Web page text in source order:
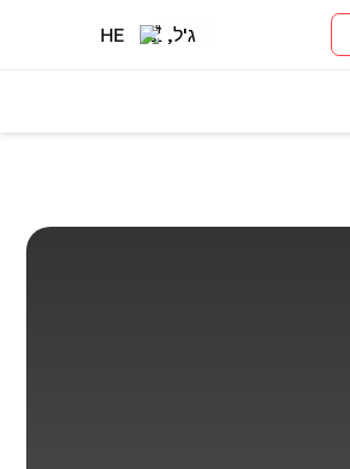
ג'ל, ₾ HE